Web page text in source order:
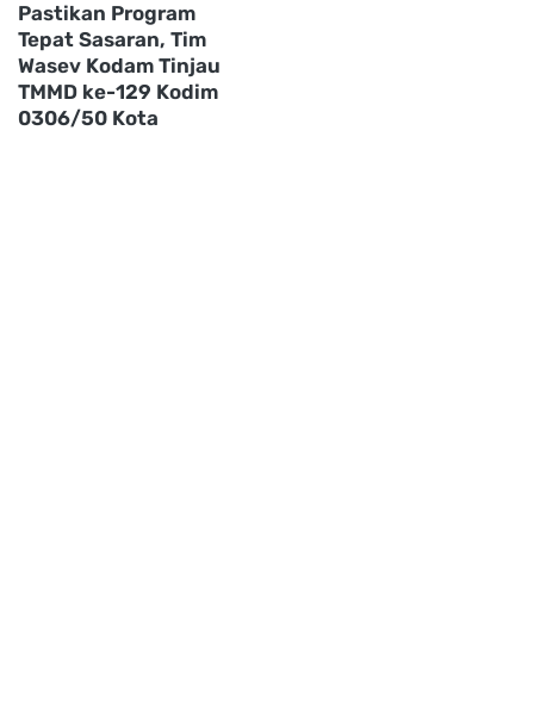
Pastikan Program
Tepat Sasaran, Tim
Wasev Kodam Tinjau
TMMD ke-129 Kodim
0306/50 Kota